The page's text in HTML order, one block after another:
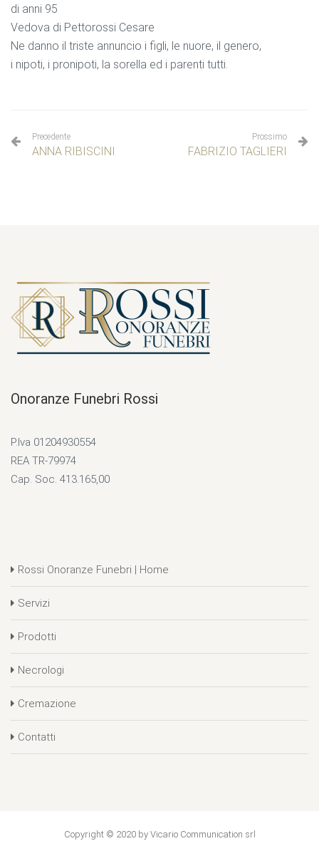
di anni 95
Vedova di Pettorossi Cesare
Ne danno il triste annuncio i figli, le nuore, il genero,
i nipoti, i pronipoti, la sorella ed i parenti tutti.
Precedente
ANNA RIBISCINI
Prossimo
FABRIZIO TAGLIERI
Onoranze Funebri Rossi
P.Iva 01204930554
REA TR-79974
Cap. Soc. 413.165,00
Rossi Onoranze Funebri | Home
Servizi
Prodotti
Necrologi
Cremazione
Contatti
Copyright © 2020 by Vicario Communication srl